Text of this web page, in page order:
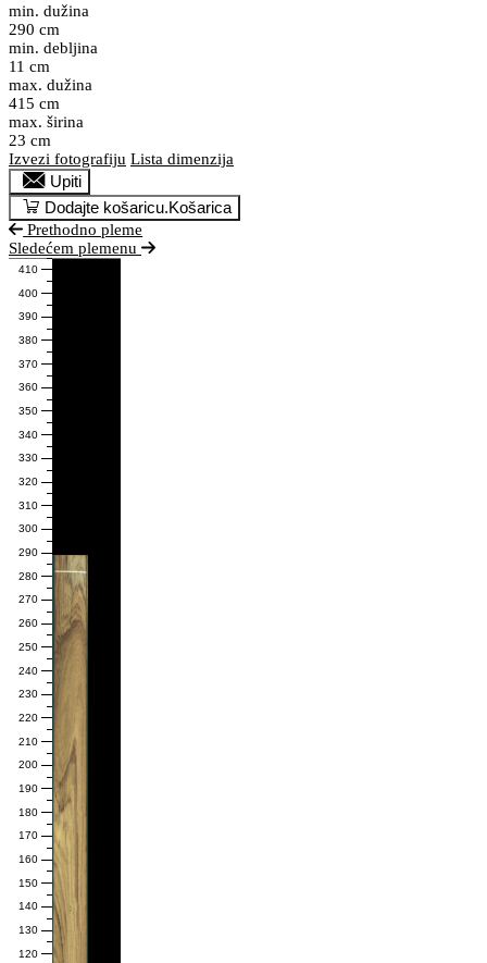
min. dužina
290 cm
min. debljina
11 cm
max. dužina
415 cm
max. širina
23 cm
Izvezi fotografiju Lista dimenzija
Upiti
Dodajte košaricu.Košarica
Prethodno pleme
Sledećem plemenu
120
130
140
150
160
170
180
190
200
210
220
230
240
250
260
270
280
290
300
310
320
330
340
350
360
370
380
390
400
410